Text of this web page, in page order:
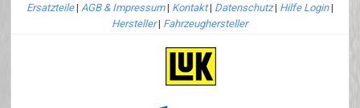
Ersatzteile| AGB & Impressum| Kontakt| Datenschutz| Hilfe Login|
Hersteller| Fahrzeughersteller